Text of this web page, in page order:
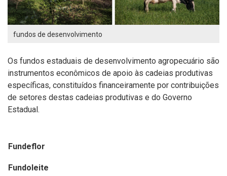
fundos de desenvolvimento
Os fundos estaduais de desenvolvimento agropecuário são
instrumentos econômicos de apoio às cadeias produtivas
específicas, constituídos financeiramente por contribuições
de setores destas cadeias produtivas e do Governo
Estadual.
Fundeflor
Fundoleite